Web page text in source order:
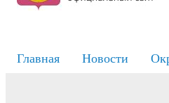
Главная Новости